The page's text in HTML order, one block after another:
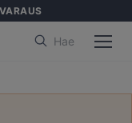
Hae